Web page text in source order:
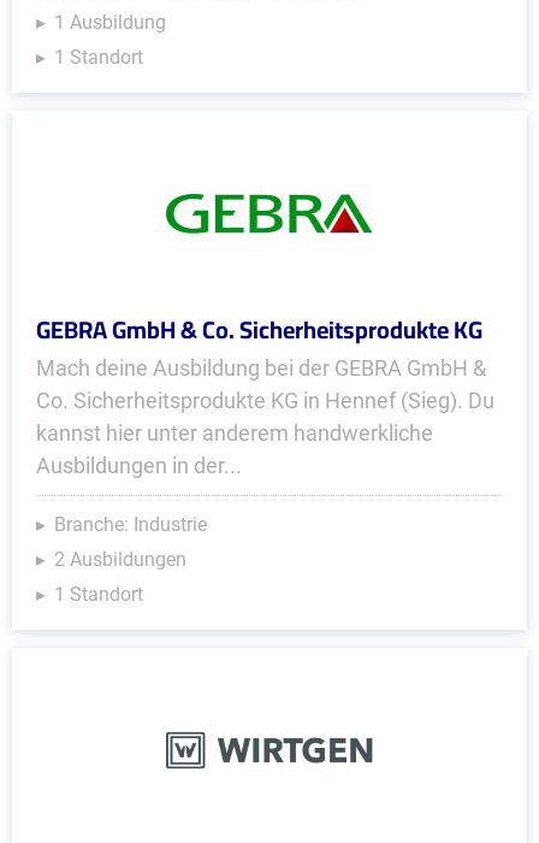
1 Ausbildung
1 Standort
GEBRA GmbH & Co. Sicherheitsprodukte KG
Mach deine Ausbildung bei der GEBRA GmbH &
Co. Sicherheitsprodukte KG in Hennef (Sieg). Du
kannst hier unter anderem handwerkliche
Ausbildungen in der...
Branche: Industrie
2 Ausbildungen
1 Standort